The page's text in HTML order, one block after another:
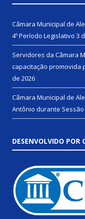
Câmara Municipal de
4º Período Legislativo 3
Servidores da Câmara
capacitação promovida
de 2026
Câmara Municipal de
Antônio durante
DESENVOLVIDO POR